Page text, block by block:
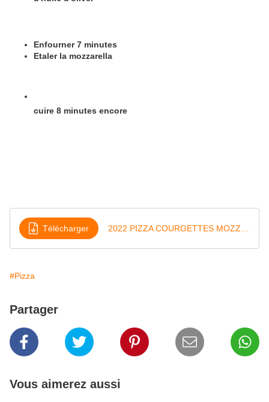
Enfourner 7 minutes
Etaler la mozzarella
cuire 8 minutes encore
Télécharger
#Pizza
Partager
Vous aimerez aussi